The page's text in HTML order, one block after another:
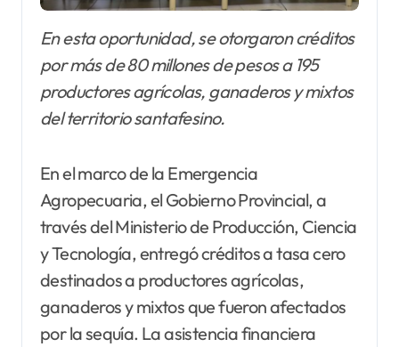
En esta oportunidad, se otorgaron créditos
por más de 80 millones de pesos a 195
productores agrícolas, ganaderos y mixtos
del territorio santafesino.
En el marco de la Emergencia
Agropecuaria, el Gobierno Provincial, a
través del Ministerio de Producción, Ciencia
y Tecnología, entregó créditos a tasa cero
destinados a productores agrícolas,
ganaderos y mixtos que fueron afectados
por la sequía. La asistencia financiera